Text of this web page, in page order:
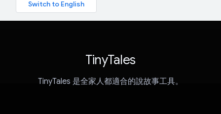
TinyTales
TinyTales 是全家人都適合的說故事工具。